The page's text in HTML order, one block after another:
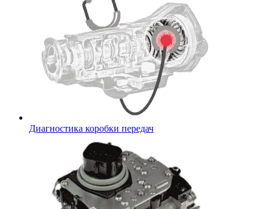
Диагностика коробки передач